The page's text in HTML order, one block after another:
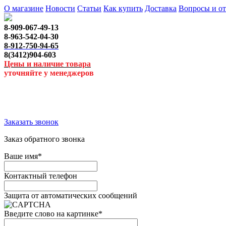
О магазине Новости Статьи Как купить Доставка Вопросы и
8-909-067-49-13
8-963-542-04-30
8-912-750-94-65
8(3412)904-603
Цены и наличие товара
уточняйте у менеджеров
Заказать звонок
Заказ обратного звонка
Ваше имя*
Контактный телефон
Защита от автоматических сообщений
Введите слово на картинке*